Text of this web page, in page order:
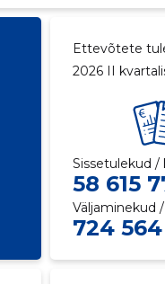
Ettevõtete
2026 II
Sissetulekud /
58 615
Väljaminekud
724